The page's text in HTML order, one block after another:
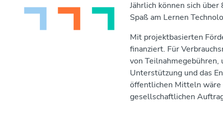
Jährlich können sich
Spaß am Lernen
Mit projektbasierten
finanziert. Für
von Teilnahmegebühren,
Unterstützung und das
öffentlichen Mitteln wäre
gesellschaftlichen